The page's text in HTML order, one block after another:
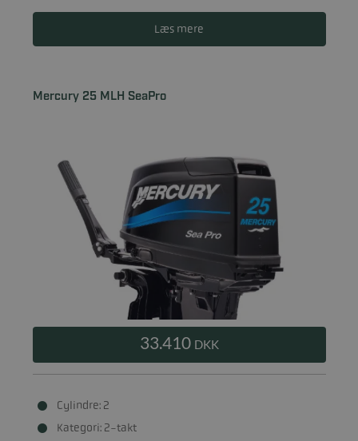
Læs mere
Mercury 25 MLH SeaPro
33.410 DKK
Cylindre: 2
Kategori: 2-takt